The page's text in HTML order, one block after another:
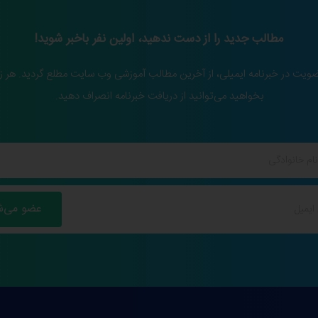
مطالب جدید را از دست ندهید، اولین نفر باخبر شوید!
در خبرنامه ایمیلی، از آخرین مطالب آموزشی وب سایت مطلع گردید. هر
بخواهید می‌توانید از دریافت خبرنامه انصراف دهید.